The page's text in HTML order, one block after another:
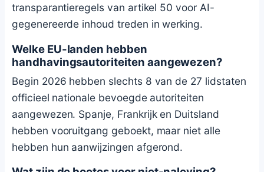
transparantieregels van artikel 50 voor AI-
gegenereerde inhoud treden in werking.
Welke EU-landen hebben
handhavingsautoriteiten aangewezen?
Begin 2026 hebben slechts 8 van de 27 lidstaten
officieel nationale bevoegde autoriteiten
aangewezen. Spanje, Frankrijk en Duitsland
hebben vooruitgang geboekt, maar niet alle
hebben hun aanwijzingen afgerond.